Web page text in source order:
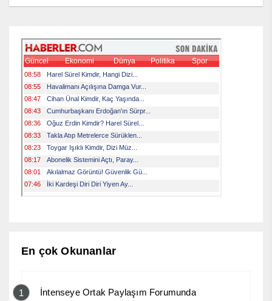
En çok Okunanlar
1 İntenseye Ortak Paylaşım Forumunda